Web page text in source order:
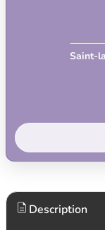
Saint-
Description